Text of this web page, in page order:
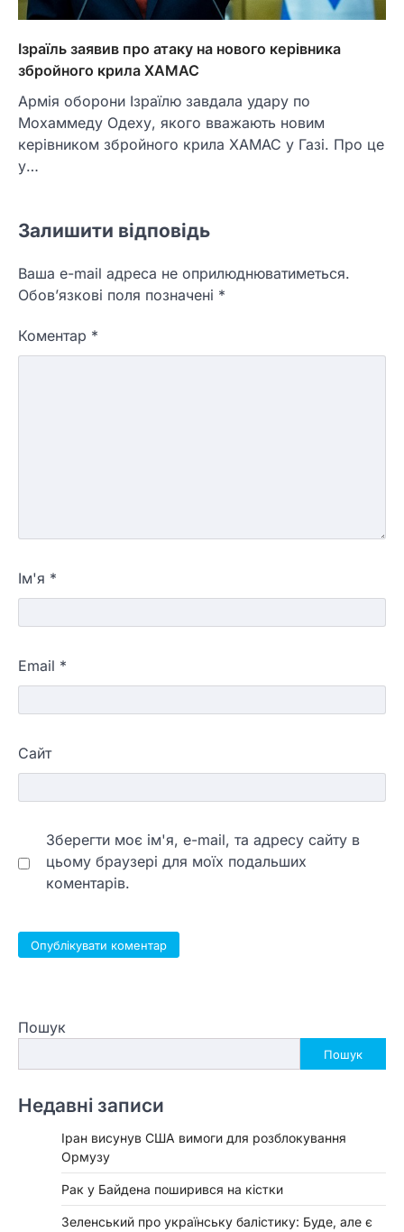
Ізраїль заявив про атаку на нового керівника
збройного крила ХАМАС
Армія оборони Ізраїлю завдала удару по
Мохаммеду Одеху, якого вважають новим
керівником збройного крила ХАМАС у Газі. Про це
у…
Залишити відповідь
Ваша e-mail адреса не оприлюднюватиметься.
Обов’язкові поля позначені *
Коментар *
Ім'я *
Email *
Сайт
Зберегти моє ім'я, e-mail, та адресу сайту в
цьому браузері для моїх подальших
коментарів.
Пошук
Пошук
Недавні записи
Іран висунув США вимоги для розблокування
Ормузу
Рак у Байдена поширився на кістки
Зеленський про українську балістику: Буде, але є